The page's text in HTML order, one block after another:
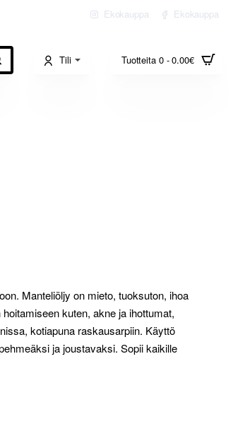
Ekokauppa Ekokauppa
Tili Tuotteita 0 - 0.00€
Manteliöljy on mieto, tuoksuton, ihoa
kuten, akne ja ihottumat,
kotiapuna raskausarpiin. Käyttö
ja joustavaksi. Sopii kaikille